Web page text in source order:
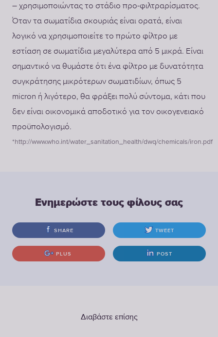
– χρησιμοποιώντας το στάδιο προ-φιλτραρίσματος.
Όταν τα σωματίδια σκουριάς είναι ορατά, είναι
λογικό να χρησιμοποιείτε το πρώτο φίλτρο με
εστίαση σε σωματίδια μεγαλύτερα από 5 μικρά. Είναι
σημαντικό να θυμάστε ότι ένα φίλτρο με δυνατότητα
συγκράτησης μικρότερων σωματιδίων, όπως 5
micron ή λιγότερο, θα φράξει πολύ σύντομα, κάτι που
δεν είναι οικονομικά αποδοτικό για τον οικογενειακό
προϋπολογισμό.
*http://www.who.int/water_sanitation_health/dwq/chemicals/iron.pdf
Ενημερώστε τους φίλους σας
SHARE TWEET
PLUS POST
Διαβάστε επίσης